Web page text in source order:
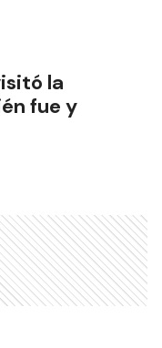
la
fue y